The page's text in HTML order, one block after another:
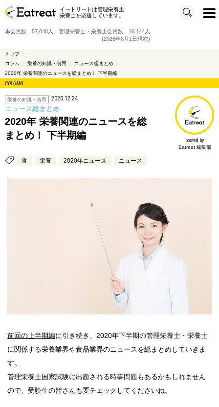
イートリートは管理栄養士
栄養士を応援しています。
t
o
i
本会員数 57,048人 管理栄養士・栄養士会員数 16,144人
(2026年8月1日現在)
トップ
コラム
栄養の知識・食育
ニュース総まとめ
2020年 栄養関連のニュースを総まとめ！ 下半期編
COLUMN
栄養の知識・食育 2020.12.24
ニュース総まとめ
2020年 栄養関連のニュースを総
まとめ！ 下半期編
posted by
Eatreat 編集部
食 栄養 2020年ニュース ニュース
前回の上半期編に引き続き、2020年下半期の管理栄養士・栄養士
に関係する栄養業界や食品業界のニュースを総まとめしていきま
す。
管理栄養士国家試験に出題される時事問題もあるかもしれません
ので、受験生の皆さんも要チェックしてくださいね。